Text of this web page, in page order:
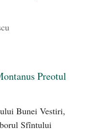
Preotul
Bunei Vestiri,
Sfîntului